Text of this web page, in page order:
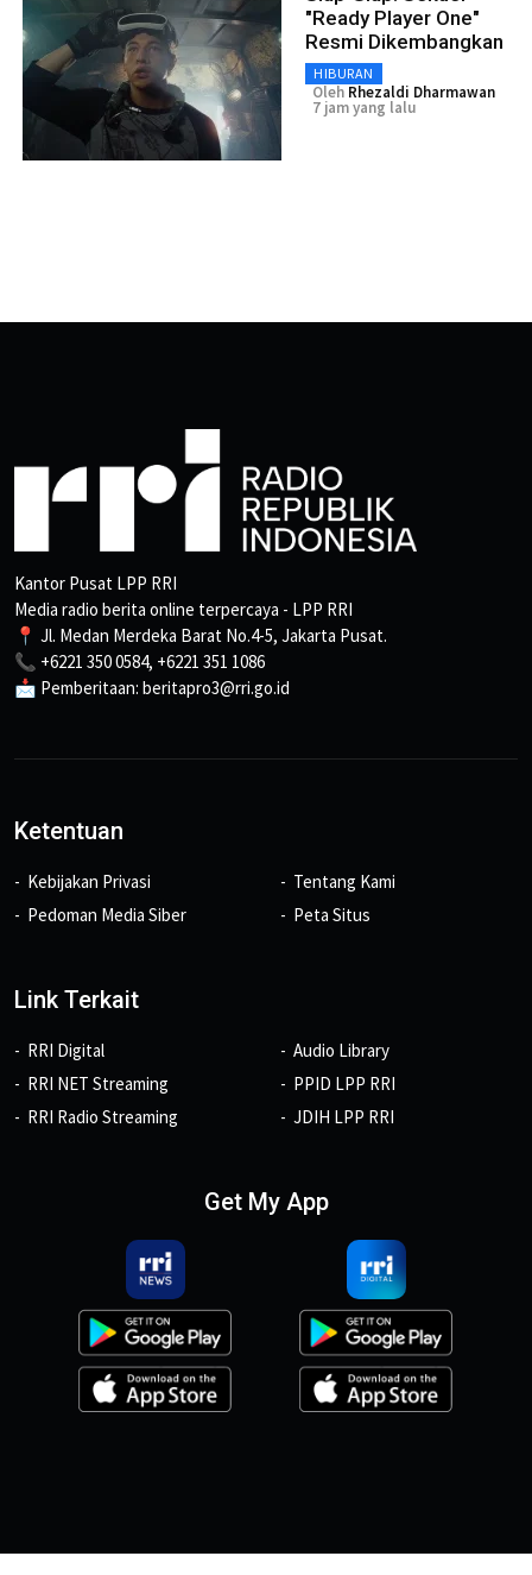
"Ready Player One"
Resmi Dikembangkan
HIBURAN
Oleh Rhezaldi Dharmawan
7 jam yang lalu
Kantor Pusat LPP RRI
Media radio berita online terpercaya - LPP RRI
📍 Jl. Medan Merdeka Barat No.4-5, Jakarta Pusat.
📞 +6221 350 0584, +6221 351 1086
📩 Pemberitaan: beritapro3@rri.go.id
Ketentuan
Kebijakan Privasi
Pedoman Media Siber
Tentang Kami
Peta Situs
Link Terkait
RRI Digital
RRI NET Streaming
RRI Radio Streaming
Audio Library
PPID LPP RRI
JDIH LPP RRI
Get My App